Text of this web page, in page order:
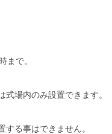
まで。
場内のみ設置できます。
る事はできません。